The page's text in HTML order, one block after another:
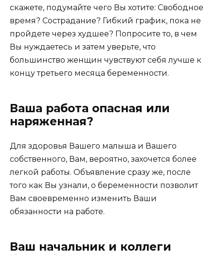
скажете, подумайте чего Вы хотите: Свободное
время? Сострадание? Гибкий график, пока не
пройдете через худшее? Попросите то, в чем
Вы нуждаетесь и затем уверьте, что
большинство женщин чувствуют себя лучше к
концу третьего месяца беременности.
Ваша работа опасная или
наряженная?
Для здоровья Вашего малыша и Вашего
собственного, Вам, вероятно, захочется более
легкой работы. Объявление сразу же, после
того как Вы узнали, о беременности позволит
Вам своевременно изменить Ваши
обязанности на работе.
Ваш начальник и коллеги